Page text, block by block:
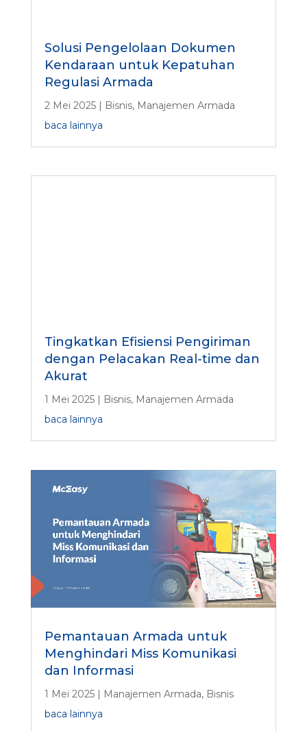
Solusi Pengelolaan Dokumen
Kendaraan untuk Kepatuhan
Regulasi Armada
2 Mei 2025| Bisnis, Manajemen Armada
baca lainnya
Tingkatkan Efisiensi Pengiriman
dengan Pelacakan Real-time dan
Akurat
1 Mei 2025| Bisnis, Manajemen Armada
baca lainnya
Pemantauan Armada untuk
Menghindari Miss Komunikasi
dan Informasi
1 Mei 2025| Manajemen Armada, Bisnis
baca lainnya